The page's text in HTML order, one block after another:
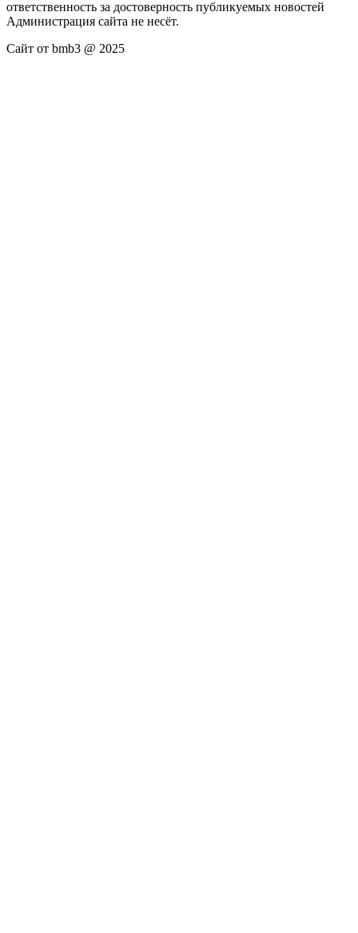
ответственность за достоверность публикуемых новостей
Администрация сайта не несёт.
Сайт от bmb3 @ 2025